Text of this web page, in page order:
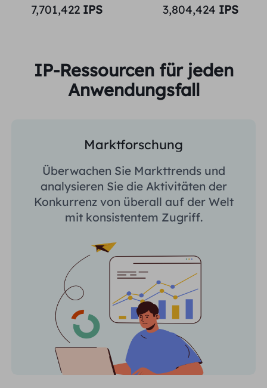
7,701,422 IPS 3,804,424 IPS
IP-Ressourcen für jeden
Anwendungsfall
Marktforschung
Überwachen Sie Markttrends und
analysieren Sie die Aktivitäten der
Konkurrenz von überall auf der Welt
mit konsistentem Zugriff.